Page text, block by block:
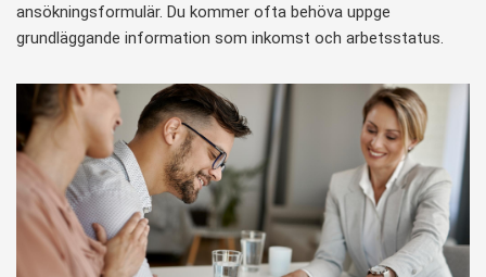
ansökningsformulär. Du kommer ofta behöva uppge
grundläggande information som inkomst och arbetsstatus.